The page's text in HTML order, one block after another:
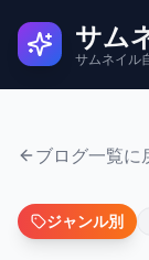
サム
サムネイル
実例
ユーザー
ブログ一覧に
ジャンル別